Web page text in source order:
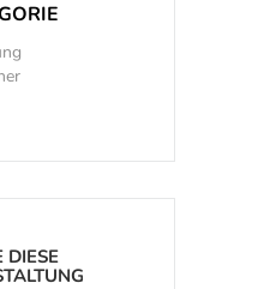
DIESE